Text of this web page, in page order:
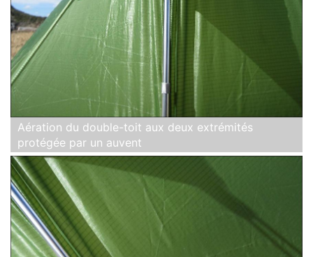
Aération du double-toit aux deux extrémités
protégée par un auvent